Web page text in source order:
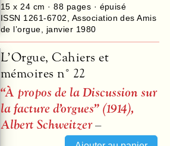
15 x 24 cm ·88 pages · épuisé
ISSN 1261-6702, Association des Amis
de l’orgue, janvier 1980
L’Orgue, Cahiers et
mémoires n° 22
“À propos de la Discussion sur
la facture d’orgues” (1914),
Albert Schweitzer–